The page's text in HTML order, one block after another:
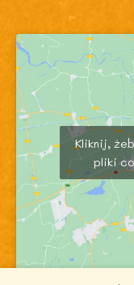
Kliknij,
pliki